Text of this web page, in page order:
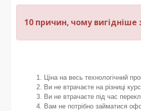
10 причин, чому вигідніше
Ціна на весь технологічний
Ви не втрачаєте на різниці
Ви не втрачаєте під час
Вам не потрібно займатися